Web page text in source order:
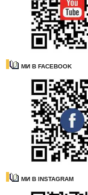
МИ В FACEBOOK
МИ В INSTAGRAM